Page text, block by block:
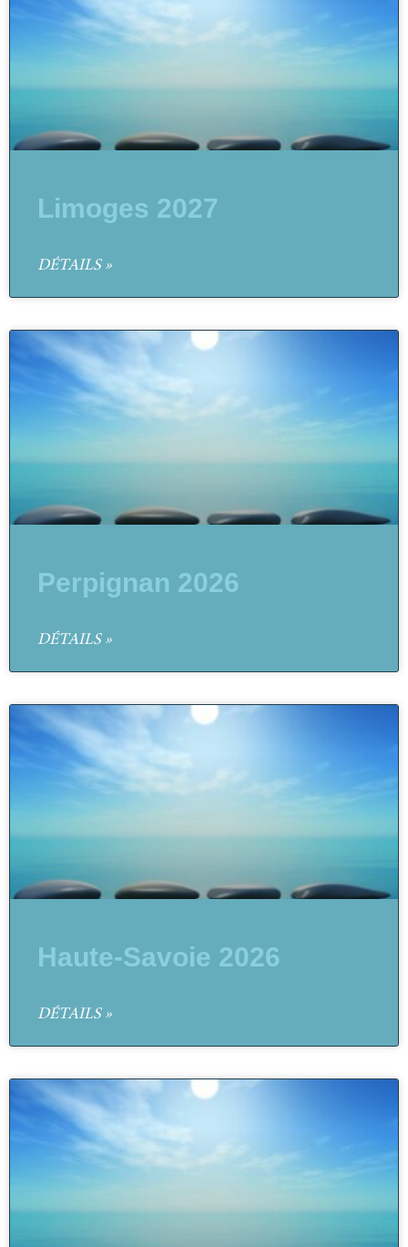
Limoges 2027
DÉTAILS »
Perpignan 2026
DÉTAILS »
Haute-Savoie 2026
DÉTAILS »